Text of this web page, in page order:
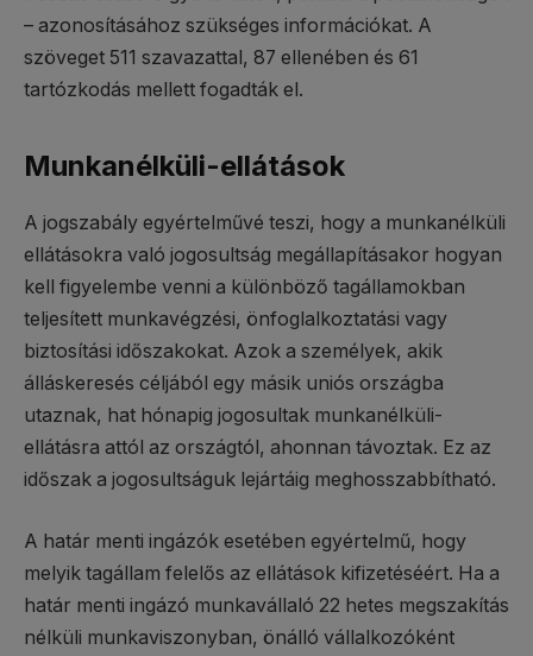
– azonosításához szükséges információkat. A
szöveget 511 szavazattal, 87 ellenében és 61
tartózkodás mellett fogadták el.
Munkanélküli-ellátások
A jogszabály egyértelművé teszi, hogy a munkanélküli
ellátásokra való jogosultság megállapításakor hogyan
kell figyelembe venni a különböző tagállamokban
teljesített munkavégzési, önfoglalkoztatási vagy
biztosítási időszakokat. Azok a személyek, akik
álláskeresés céljából egy másik uniós országba
utaznak, hat hónapig jogosultak munkanélküli-
ellátásra attól az országtól, ahonnan távoztak. Ez az
időszak a jogosultságuk lejártáig meghosszabbítható.
A határ menti ingázók esetében egyértelmű, hogy
melyik tagállam felelős az ellátások kifizetéséért. Ha a
határ menti ingázó munkavállaló 22 hetes megszakítás
nélküli munkaviszonyban, önálló vállalkozóként